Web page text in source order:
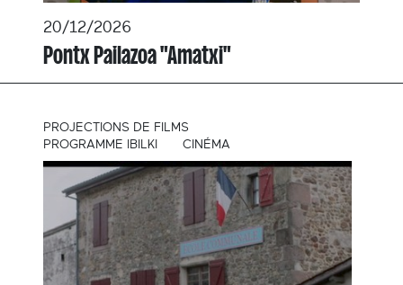
20/12/2026
Pontx Pailazoa "Amatxi"
PROJECTIONS DE FILMS
PROGRAMME IBILKI
CINÉMA